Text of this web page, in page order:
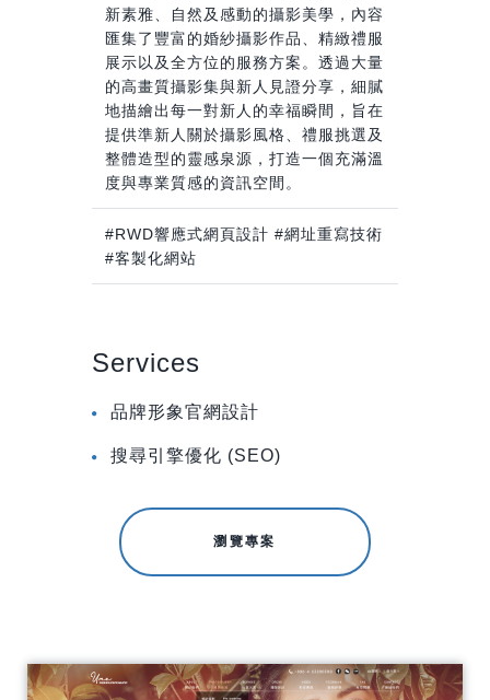
新素雅、自然及感動的攝影美學，內容
匯集了豐富的婚紗攝影作品、精緻禮服
展示以及全方位的服務方案。透過大量
的高畫質攝影集與新人見證分享，細膩
地描繪出每一對新人的幸福瞬間，旨在
提供準新人關於攝影風格、禮服挑選及
整體造型的靈感泉源，打造一個充滿溫
度與專業質感的資訊空間。
#RWD響應式網頁設計 #網址重寫技術
#客製化網站
Services
品牌形象官網設計
搜尋引擎優化 (SEO)
瀏覽專案